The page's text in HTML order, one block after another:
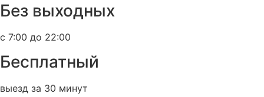
Без выходных
с 7:00 до 22:00
Бесплатный
выезд за 30 минут